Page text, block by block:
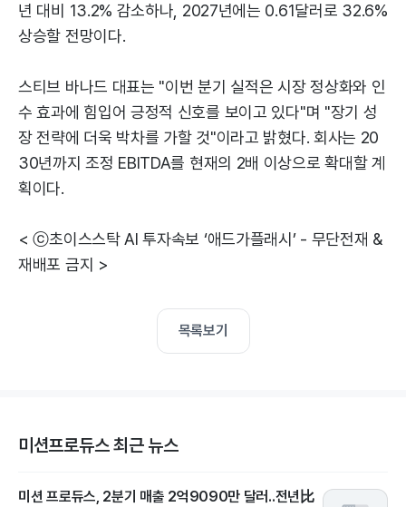
년 대비 13.2% 감소하나, 2027년에는 0.61달러로 32.6%
상승할 전망이다.
스티브 바나드 대표는 "이번 분기 실적은 시장 정상화와 인
수 효과에 힘입어 긍정적 신호를 보이고 있다"며 "장기 성
장 전략에 더욱 박차를 가할 것"이라고 밝혔다. 회사는 20
30년까지 조정 EBITDA를 현재의 2배 이상으로 확대할 계
획이다.
< ⓒ초이스스탁 AI 투자속보 ‘애드가플래시’ - 무단전재 &
재배포 금지 >
목록보기
미션프로듀스 최근 뉴스
미션 프로듀스, 2분기 매출 2억9090만 달러..전년比